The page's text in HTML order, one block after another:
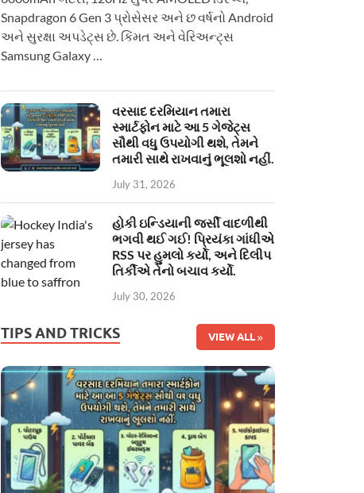
Snapdragon 6 Gen 3 પ્રોસેસર અને છ વર્ષનો Android
અને સુરક્ષા અપડેટ્સ છે. કિંમત અને વેરિઅન્ટ્સ
Samsung Galaxy …
વરસાદ દરમિયાન તમારા
સ્માર્ટફોન માટે આ 5 ગેજેટ્સ
સૌથી વધુ ઉપયોગી થશે, તેમને
તમારી સાથે રાખવાનું ભૂલશો નહીં.
July 31, 2026
હોકી ઇન્ડિયાની જર્સી વાદળીથી
ભગવી થઈ ગઈ! પ્રિયંકા ગાંધીએ
RSS પર હુમલો કર્યો, અને દિલીપ
તિર્કીએ તેનો બચાવ કર્યો.
July 30, 2026
TIPS AND TRICKS VIEW ALL